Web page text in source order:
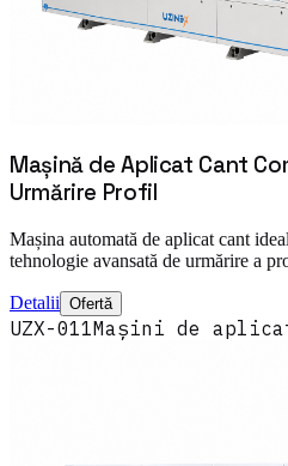
Mașină de Aplicat Cant
Urmărire Profil
Mașina automată de aplicat cant
tehnologie avansată de urmărire a
Detalii Ofertă
UZX-011Mașini de